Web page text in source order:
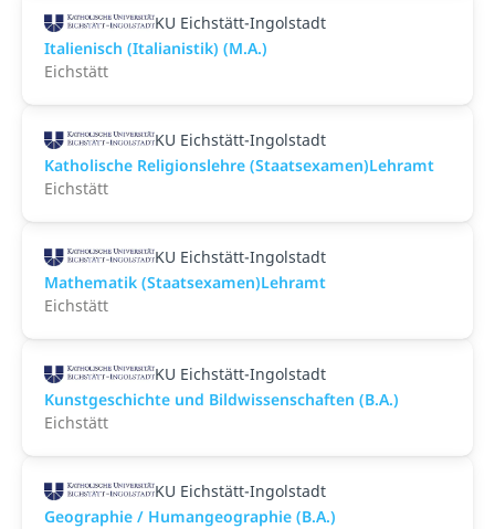
KU Eichstätt-Ingolstadt
Italienisch (Italianistik) (M.A.)
Eichstätt
KU Eichstätt-Ingolstadt
Katholische Religionslehre (Staatsexamen)Lehramt
Eichstätt
KU Eichstätt-Ingolstadt
Mathematik (Staatsexamen)Lehramt
Eichstätt
KU Eichstätt-Ingolstadt
Kunstgeschichte und Bildwissenschaften (B.A.)
Eichstätt
KU Eichstätt-Ingolstadt
Geographie / Humangeographie (B.A.)